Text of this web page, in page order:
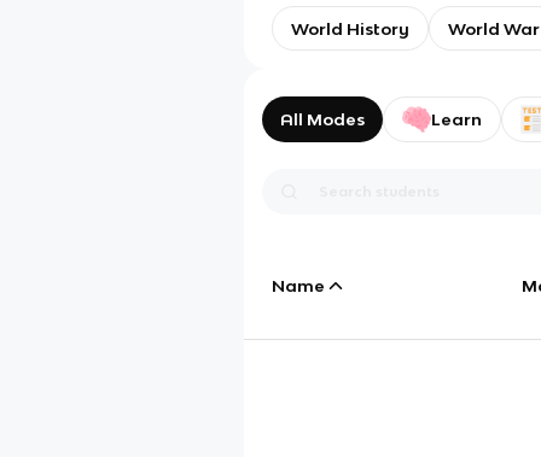
World History World
All Modes Learn
Name